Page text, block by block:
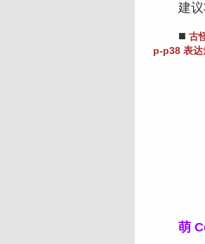
建议将
■ 古
p-p38 表达
萌